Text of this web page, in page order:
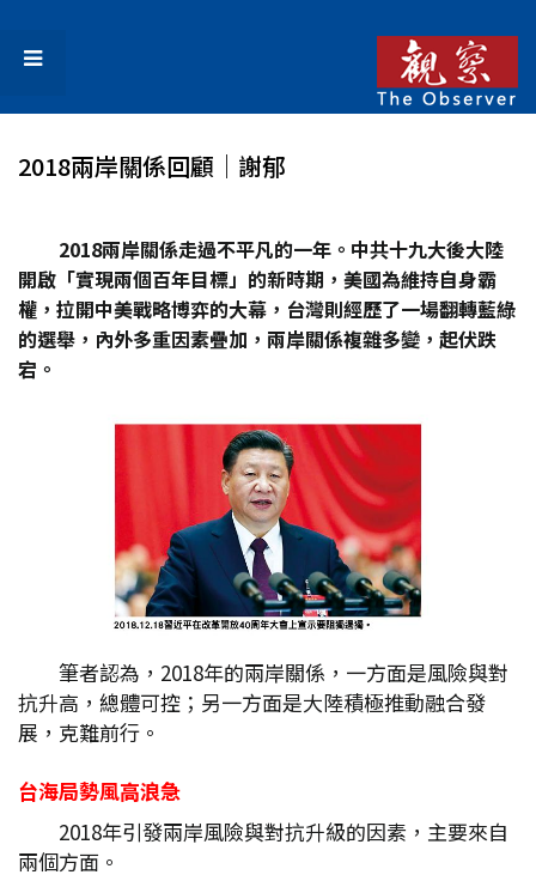
2018兩岸關係回顧│謝郁
2018兩岸關係走過不平凡的一年。中共十九大後大陸
開啟「實現兩個百年目標」的新時期，美國為維持自身霸
權，拉開中美戰略博弈的大幕，台灣則經歷了一場翻轉藍綠
的選舉，內外多重因素疊加，兩岸關係複雜多變，起伏跌
宕。
筆者認為，2018年的兩岸關係，一方面是風險與對
抗升高，總體可控；另一方面是大陸積極推動融合發
展，克難前行。
台海局勢風高浪急
2018年引發兩岸風險與對抗升級的因素，主要來自
兩個方面。